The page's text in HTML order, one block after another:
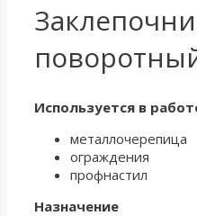
Используется в
металлочерепица
ограждения
профнастил
Назначение